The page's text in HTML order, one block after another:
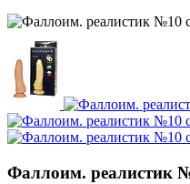
Фаллоим. реалистик